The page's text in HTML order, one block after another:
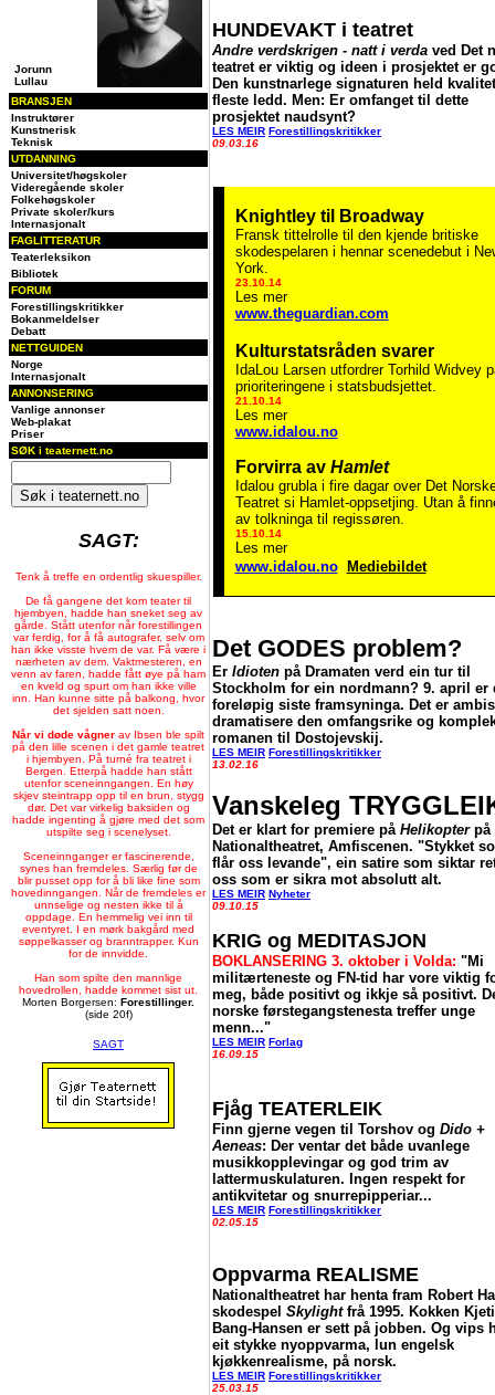
Jorunn
Lullau
BRANSJEN
Instruktører
Kunstnerisk
Teknisk
UTDANNING
Universitet/høgskoler
Videregående skoler
Folkehøgskoler
Private skoler/kurs
Internasjonalt
FAGLITTERATUR
Teaterleksikon
Bibliotek
FORUM
Forestillingskritikker
Bokanmeldelser
Debatt
NETTGUIDEN
Norge
Internasjonalt
ANNONSERING
Vanlige annonser
Web-plakat
Priser
SØK i teaternett.no
SAGT:
Tenk å treffe en ordentlig skuespiller.
De få gangene det kom teater til
hjembyen, hadde han sneket seg av
gårde. Stått utenfor når forestillingen
var ferdig, for å få autografer, selv om
han ikke visste hvem de var. Få være i
nærheten av dem. Vaktmesteren, en
venn av faren, hadde fått øye på ham
en kveld og spurt om han ikke ville
inn. Han kunne sitte på balkong, hvor
det sjelden satt noen.
Når vi døde vågner av Ibsen ble spilt
på den lille scenen i det gamle teatret
i hjembyen. På turné fra teatret i
Bergen. Etterpå hadde han stått
utenfor sceneinngangen. En høy
skjev steintrapp opp til en brun, stygg
dør. Det var virkelig baksiden og
hadde ingenting å gjøre med det som
utspilte seg i scenelyset.
Sceneinnganger er fascinerende,
synes han fremdeles. Særlig før de
blir pusset opp for å bli like fine som
hovedinngangen. Når de fremdeles er
unnselige og nesten ikke til å
oppdage. En hemmelig vei inn til
eventyret. I en mørk bakgård med
søppelkasser og branntrapper. Kun
for de innvidde.
Han som spilte den mannlige
hovedrollen, hadde kommet sist ut.
Morten Borgersen: Forestillinger.
(side 20f)
SAGT
HUNDEVAKT i teatret
Andre verdskrigen - natt i verda ved Det
teatret er viktig og ideen i prosjektet er
Den kunstnarlege signaturen held
fleste ledd. Men: Er omfanget til dette
prosjektet naudsynt?
LES MEIR Forestillingskritikker
09.03.16
Knightley til Broadway
Fransk tittelrolle til den kjende britiske
skodespelaren i hennar scenedebut i
York.
23.10.14
Les mer
www.theguardian.com
Kulturstatsråden svarer
IdaLou Larsen utfordrer Torhild Widvey
prioriteringene i statsbudsjettet.
21.10.14
Les mer
www.idalou.no
Forvirra av Hamlet
Idalou grubla i fire dagar over Det
Teatret si Hamlet-oppsetjing. Utan å
av tolkninga til regissøren.
15.10.14
Les mer
www.idalou.no
Mediebildet
Det GODES problem?
Er Idioten på Dramaten verd ein tur til
Stockholm for ein nordmann? 9. april er
foreløpig siste framsyninga. Det er
dramatisere den omfangsrike og
romanen til Dostojevskij.
LES MEIR Forestillingskritikker
13.02.16
Vanskeleg
Det er klart for premiere på Helikopterpå
Nationaltheatret, Amfiscenen. "Stykket
flår oss levande", ein satire som siktar
oss som er sikra mot absolutt alt.
LES MEIR Nyheter
09.10.15
KRIG og MEDITASJON
BOKLANSERING 3. oktober i Volda: "Mi
militærteneste og FN-tid har vore viktig
meg, både positivt og ikkje så positivt.
norske førstegangstenesta treffer unge
menn..."
LES MEIR Forlag
16.09.15
Fjåg TEATERLEIK
Finn gjerne vegen til Torshov og Dido +
Aeneas: Der ventar det både uvanlege
musikkopplevingar og god trim av
lattermuskulaturen. Ingen respekt for
antikvitetar og snurrepipperiar...
LES MEIR Forestillingskritikker
02.05.15
Oppvarma REALISME
Nationaltheatret har henta fram Robert
skodespel Skylightfrå 1995. Kokken
Bang-Hansen er sett på jobben. Og vips
eit stykke nyoppvarma, lun engelsk
kjøkkenrealisme, på norsk.
LES MEIR Forestillingskritikker
25.03.15